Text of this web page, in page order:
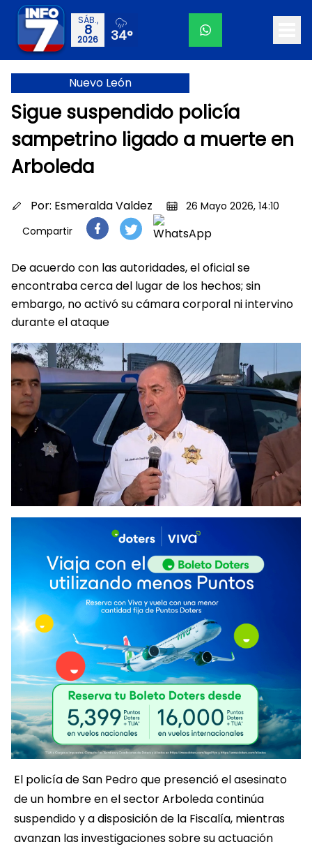
SÁB.,
8
2026 34°
Nuevo León
Sigue suspendido policía
sampetrino ligado a muerte en
Arboleda
Por: Esmeralda Valdez
26 Mayo 2026, 14:10
Compartir
De acuerdo con las autoridades, el oficial se
encontraba cerca del lugar de los hechos; sin
embargo, no activó su cámara corporal ni intervino
durante el ataque
El policía de San Pedro que presenció el asesinato
de un hombre en el sector Arboleda continúa
suspendido y a disposición de la Fiscalía, mientras
avanzan las investigaciones sobre su actuación